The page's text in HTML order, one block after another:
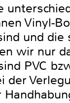
Vinyl-
und die
wir nur
PVC